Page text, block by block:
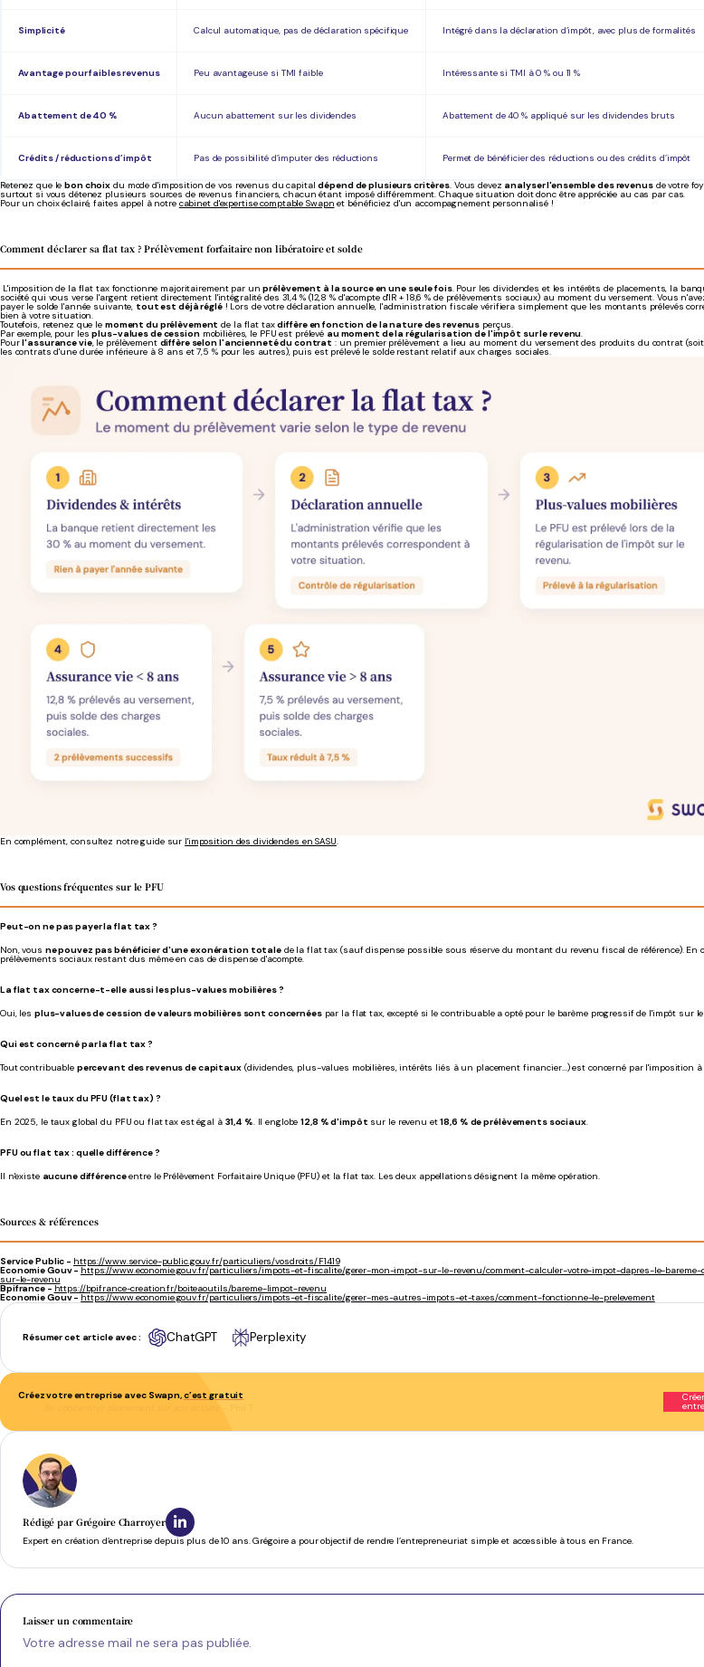
Simplicité Calcul automatique, pas de déclaration spécifique Intégré dans la déclaration d’impôt, avec plus de formalités
Avantage pour faibles revenus Peu avantageuse si TMI faible Intéressante si TMI à 0 % ou 11 %
Abattement de 40 % Aucun abattement sur les dividendes Abattement de 40 % appliqué sur les dividendes bruts
Crédits / réductions d’impôt Pas de possibilité d’imputer des réductions Permet de bénéficier des réductions ou des crédits d’impôt
Retenez que lebon choix du mode d'imposition de vos revenus du capitaldépend de plusieurs critères. Vous devez analyser l'ensemble des revenusde votre
surtout si vous détenez plusieurs sources de revenus financiers, chacun étant imposé différemment. Chaque situation doit donc être appréciée au cas par cas.
Pour un choix éclairé, faites appel à notre cabinet d'expertise comptable Swapn et bénéficiez d'un accompagnement personnalisé !
Comment déclarer sa flat tax ? Prélèvement forfaitaire non libératoire et solde
L'imposition de la flat tax fonctionne majoritairement par unprélèvement à la source en une seule fois. Pour les dividendes et les intérêts de placements, la
société qui vous verse l'argent retient directement l'intégralité des 31,4 % (12,8 % d'acompte d'IR + 18,6 % de prélèvements sociaux) au moment du versement. Vous
payer le solde l'année suivante, tout est déjà réglé! Lors de votre déclaration annuelle, l'administration fiscale vérifiera simplement que les montants prélevés
bien à votre situation.
Toutefois, retenez que le moment du prélèvement de la flat taxdiffère en fonction de la nature des revenus perçus.
Par exemple, pour lesplus-values de cessionmobilières, le PFU est prélevé au moment de la régularisation de l'impôt sur le revenu.
Pourl'assurance vie, le prélèvement diffère selon l'ancienneté du contrat : un premier prélèvement a lieu au moment du versement des produits du contrat (soit
les contrats d'une durée inférieure à 8 ans et 7,5 % pour les autres), puis est prélevé le solde restant relatif aux charges sociales.
En complément, consultez notre guide sur l'imposition des dividendes en SASU
Vos questions fréquentes sur le PFU
Peut-on ne pas payer la flat tax ?
Non, vous ne pouvez pas bénéficier d'une exonération totalede la flat tax (sauf dispense possible sous réserve du montant du revenu fiscal de référence). En
prélèvements sociaux restant dus même en cas de dispense d'acompte.
La flat tax concerne-t-elle aussi les plus-values mobilières ?
Oui, les plus-values de cession de valeurs mobilières sont concernéespar la flat tax, excepté si le contribuable a opté pour le barème progressif de l'impôt sur le
Qui est concerné par la flat tax ?
Tout contribuable percevant des revenus de capitaux(dividendes, plus-values mobilières, intérêts liés à un placement financier…) est concerné par l'imposition à
Quel est le taux du PFU (flat tax) ?
En 2025, le taux global du PFU ou flat tax est égal à 31,4 % . Il englobe12,8 % d'impôt sur le revenu et18,6 % de prélèvements sociaux.
PFU ou flat tax : quelle différence ?
Il n'existe aucune différenceentre le Prélèvement Forfaitaire Unique (PFU) et la flat tax. Les deux appellations désignent la même opération.
Sources & références
Service Public - https://www.service-public.gouv.fr/particuliers/vosdroits/F1419
Economie Gouv -https://www.economie.gouv.fr/particuliers/impots-et-fiscalite/gerer-mon-impot-sur-le-revenu/comment-calculer-votre-impot-dapres-le-bareme-
sur-le-revenu
Bpifrance -https://bpifrance-creation.fr/boiteaoutils/bareme-limpot-revenu
Economie Gouv -https://www.economie.gouv.fr/particuliers/impots-et-fiscalite/gerer-mes-autres-impots-et-taxes/comment-fonctionne-le-prelevement
Résumer cet article avec : ChatGPT Perplexity
Créez votre entreprise avec Swapn,c’est gratuit
Rédigé par Grégoire Charroyer
Expert en création d’entreprise depuis plus de 10 ans. Grégoire a pour objectif de rendre l’entrepreneuriat simple et accessible à tous en France.
Laisser un commentaire
Votre adresse mail ne sera pas publiée.